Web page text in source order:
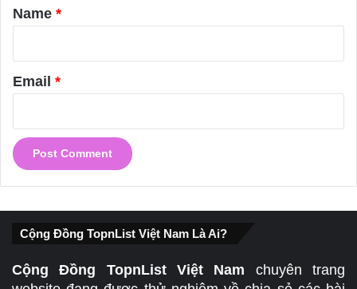
*
Name *
Email *
Cộng Đồng TopnList Việt Nam Là Ai?
Cộng Đồng TopnList Việt Nam chuyên trang